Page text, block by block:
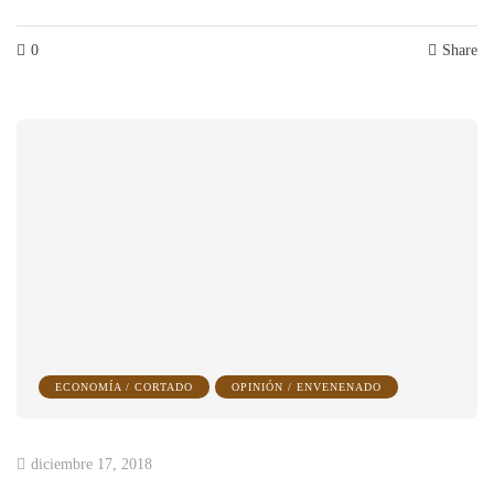
0 Share
ECONOMÍA / CORTADO OPINIÓN / ENVENENADO
diciembre 17, 2018